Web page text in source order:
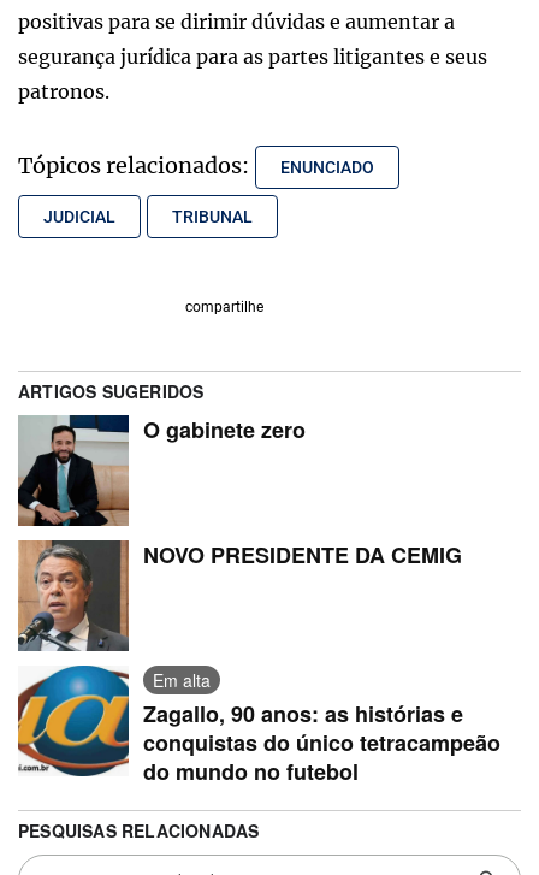
positivas para se dirimir dúvidas e aumentar a
segurança jurídica para as partes litigantes e seus
patronos.
Tópicos relacionados: ENUNCIADO
JUDICIAL TRIBUNAL
compartilhe